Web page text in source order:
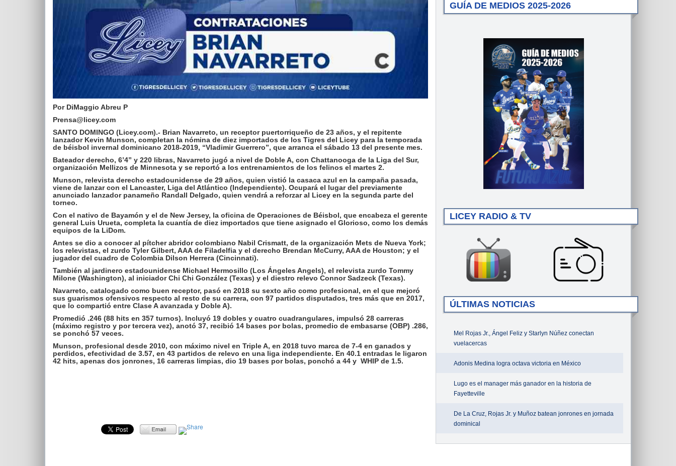
Por DiMaggio Abreu P
Prensa@licey.com
SANTO DOMINGO (Licey.com).- Brian Navarreto, un receptor puertorriqueño de 23 años, y el repitente
lanzador Kevin Munson, completan la nómina de diez importados de los Tigres del Licey para la temporada
de béisbol invernal dominicano 2018-2019, “Vladimir Guerrero”, que arranca el sábado 13 del presente mes.
Bateador derecho, 6’4” y 220 libras, Navarreto jugó a nivel de Doble A, con Chattanooga de la Liga del Sur,
organización Mellizos de Minnesota y se reportó a los entrenamientos de los felinos el martes 2.
Munson, relevista derecho estadounidense de 29 años, quien vistió la casaca azul en la campaña pasada,
viene de lanzar con el Lancaster, Liga del Atlántico (Independiente). Ocupará el lugar del previamente
anunciado lanzador panameño Randall Delgado, quien vendrá a reforzar al Licey en la segunda parte del
torneo.
Con el nativo de Bayamón y el de New Jersey, la oficina de Operaciones de Béisbol, que encabeza el gerente
general Luis Urueta, completa la cuantía de diez importados que tiene asignado el Glorioso, como los demás
equipos de la LiDom.
Antes se dio a conocer al pítcher abridor colombiano Nabil Crismatt, de la organización Mets de Nueva York;
los relevistas, el zurdo Tyler Gilbert, AAA de Filadelfia y el derecho Brendan McCurry, AAA de Houston; y el
jugador del cuadro de Colombia Dilson Herrera (Cincinnati).
También al jardinero estadounidense Michael Hermosillo (Los Ángeles Angels), el relevista zurdo Tommy
Milone (Washington), al iniciador Chi Chi González (Texas) y el diestro relevo Connor Sadzeck (Texas).
Navarreto, catalogado como buen receptor, pasó en 2018 su sexto año como profesional, en el que mejoró
sus guarismos ofensivos respecto al resto de su carrera, con 97 partidos disputados, tres más que en 2017,
que lo compartió entre Clase A avanzada y Doble A).
Promedió .246 (88 hits en 357 turnos). Incluyó 19 dobles y cuatro cuadrangulares, impulsó 28 carreras
(máximo registro y por tercera vez), anotó 37, recibió 14 bases por bolas, promedio de embasarse (OBP) .286,
se ponchó 57 veces.
Munson, profesional desde 2010, con máximo nivel en Triple A, en 2018 tuvo marca de 7-4 en ganados y
perdidos, efectividad de 3.57, en 43 partidos de relevo en una liga independiente. En 40.1 entradas le ligaron
42 hits, apenas dos jonrones, 16 carreras limpias, dio 19 bases por bolas, ponchó a 44 y WHIP de 1.5.
GUÍA DE MEDIOS 2025-2026
LICEY RADIO & TV
ÚLTIMAS NOTICIAS
Mel Rojas Jr., Ángel Feliz y Starlyn Núñez conectan
vuelacercas
Adonis Medina logra octava victoria en México
Lugo es el manager más ganador en la historia de
Fayetteville
De La Cruz, Rojas Jr. y Muñoz batean jonrones en jornada
dominical